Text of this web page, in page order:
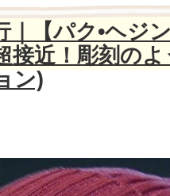
彫刻のような男たち♪(空港ファッション)
｜【パク•ヘジ
接近！彫刻の
ン)